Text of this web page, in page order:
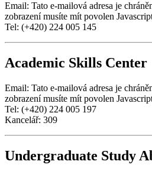
Email: Tato e-mailová adresa je
zobrazení musíte mít povolen
Tel: (+420) 224 005 145
Academic Skills Center
Email: Tato e-mailová adresa je
zobrazení musíte mít povolen
Tel: (+420) 224 005 197
Kancelář: 309
Undergraduate Study